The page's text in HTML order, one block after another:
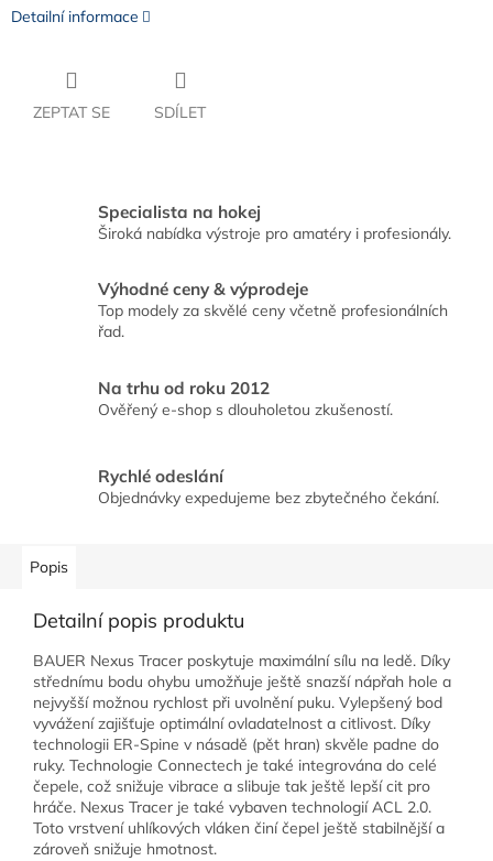
Detailní informace
ZEPTAT SE SDÍLET
Specialista na hokej
Široká nabídka výstroje pro amatéry i profesionály.
Výhodné ceny & výprodeje
Top modely za skvělé ceny včetně profesionálních
řad.
Na trhu od roku 2012
Ověřený e-shop s dlouholetou zkušeností.
Rychlé odeslání
Objednávky expedujeme bez zbytečného čekání.
Popis
Detailní popis produktu
BAUER Nexus Tracer poskytuje maximální sílu na ledě. Díky
střednímu bodu ohybu umožňuje ještě snazší nápřah hole a
nejvyšší možnou rychlost při uvolnění puku. Vylepšený bod
vyvážení zajišťuje optimální ovladatelnost a citlivost. Díky
technologii ER-Spine v násadě (pět hran) skvěle padne do
ruky. Technologie Connectech je také integrována do celé
čepele, což snižuje vibrace a slibuje tak ještě lepší cit pro
hráče. Nexus Tracer je také vybaven technologií ACL 2.0.
Toto vrstvení uhlíkových vláken činí čepel ještě stabilnější a
zároveň snižuje hmotnost.